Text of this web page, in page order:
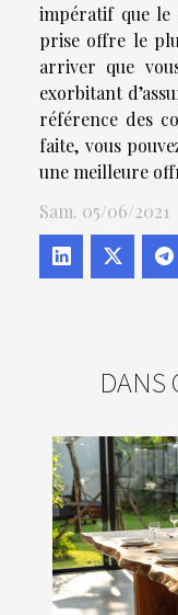
DANS
impératif que le
prise offre le
arriver que
exorbitant
référence des
faite, vous
une meilleure
Sam. 05/06/2021